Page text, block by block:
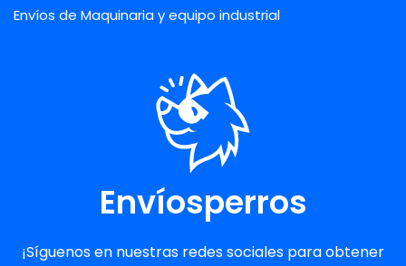
Envíos de Maquinaria y equipo industrial
Envíosperros
¡Síguenos en nuestras redes sociales para obtener